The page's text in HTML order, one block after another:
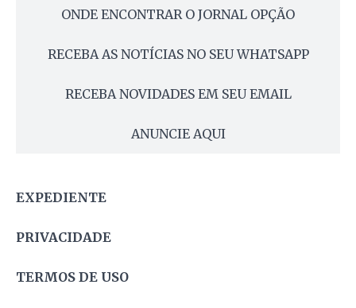
ONDE ENCONTRAR O JORNAL OPÇÃO
RECEBA AS NOTÍCIAS NO SEU WHATSAPP
RECEBA NOVIDADES EM SEU EMAIL
ANUNCIE AQUI
EXPEDIENTE
PRIVACIDADE
TERMOS DE USO